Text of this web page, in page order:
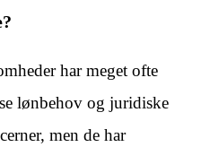
har meget ofte
lønbehov og juridiske
men de har